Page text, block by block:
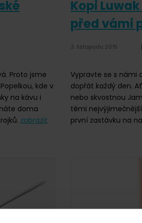
Proto jsme
kde v
na kávu i
doma
zobrazit
Kopi
před vámi
3. listopadu 2015
Vypravte se s námi
dopřát každý den.
nebo skvostnou
těmi
první zastávku na